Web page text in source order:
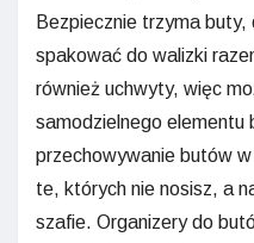
Bezpiecznie trzyma
spakować do walizki
również uchwyty, więc
samodzielnego elementu
przechowywanie butów
te, których nie nosisz, a
szafie. Organizery do